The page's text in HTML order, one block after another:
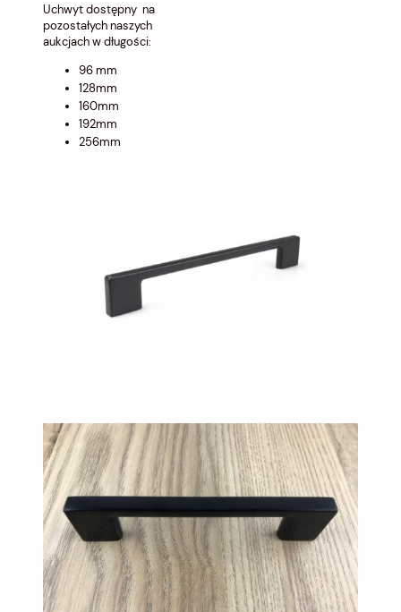
Uchwyt dostępny na
pozostałych naszych
aukcjach w długości:
96 mm
128mm
160mm
192mm
256mm